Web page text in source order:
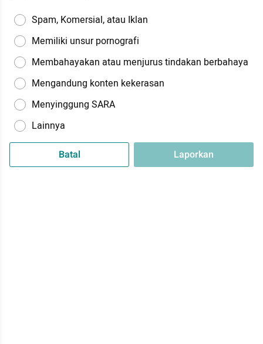
Spam, Komersial, atau Iklan
Memiliki unsur pornografi
Membahayakan atau menjurus tindakan berbahaya
Mengandung konten kekerasan
Menyinggung SARA
Lainnya
Batal Laporkan